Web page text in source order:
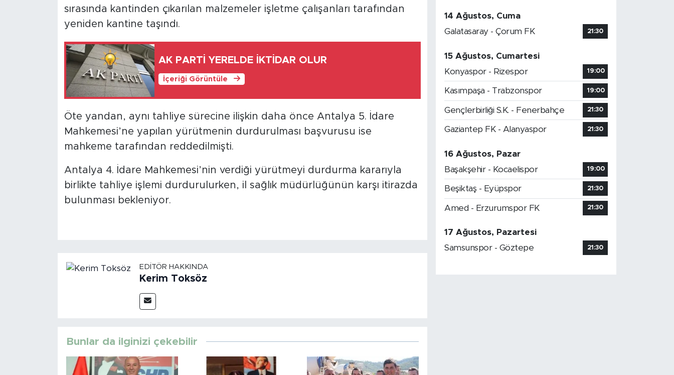
sırasında kantinden çıkarılan malzemeler işletme çalışanları tarafından
yeniden kantine taşındı.
AK PARTİ YERELDE İKTİDAR OLUR
İçeriği Görüntüle
Öte yandan, aynı tahliye sürecine ilişkin daha önce Antalya 5. İdare
Mahkemesi’ne yapılan yürütmenin durdurulması başvurusu ise
mahkeme tarafından reddedilmişti.
Antalya 4. İdare Mahkemesi’nin verdiği yürütmeyi durdurma kararıyla
birlikte tahliye işlemi durdurulurken, il sağlık müdürlüğünün karşı itirazda
bulunması bekleniyor.
EDITÖR HAKKINDA
Kerim Toksöz
Bunlar da ilginizi çekebilir
14 Ağustos, Cuma
Galatasaray - Çorum FK
21:30
15 Ağustos, Cumartesi
Konyaspor - Rizespor
19:00
Kasımpaşa - Trabzonspor 19:00
Gençlerbirliği S.K. - Fenerbahçe 21:30
Gaziantep FK - Alanyaspor 21:30
16 Ağustos, Pazar
Başakşehir - Kocaelispor
19:00
Beşiktaş - Eyüpspor 21:30
Amed - Erzurumspor FK 21:30
17 Ağustos, Pazartesi
Samsunspor - Göztepe
21:30